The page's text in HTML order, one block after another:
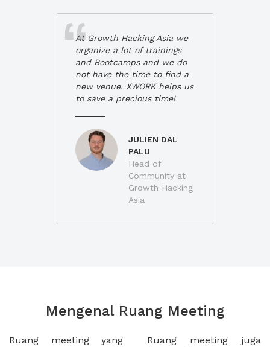
At Growth Hacking Asia we
organize a lot of trainings
and Bootcamps and we do
not have the time to find a
new venue. XWORK helps us
to save a precious time!
JULIEN DAL
PALU
Head of
Community at
Growth Hacking
Asia
Mengenal Ruang Meeting
Ruang meeting yang
Ruang meeting juga